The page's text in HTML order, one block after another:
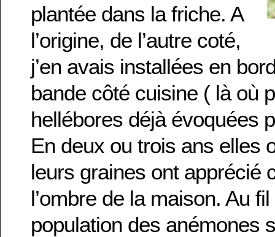
plantée dans la friche. A
l’origine, de l’autre coté,
j’en avais installées en
bande côté cuisine ( là où
hellébores déjà évoquées
En deux ou trois ans elles
leurs graines ont apprécié
l’ombre de la maison. Au
population des anémones